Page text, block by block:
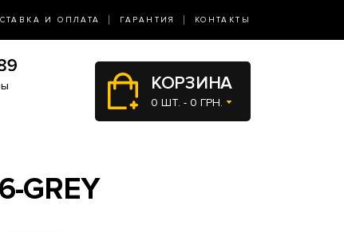
И ОПЛАТА ГАРАНТИЯ КОНТАКТЫ
КОРЗИНА
0 ШТ. - 0 ГРН.
GREY